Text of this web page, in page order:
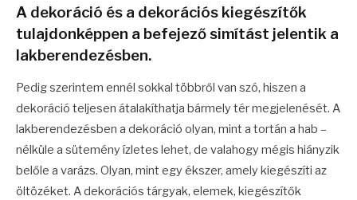
A dekoráció és a dekorációs kiegészítők
tulajdonképpen a befejező simítást jelentik a
lakberendezésben.
Pedig szerintem ennél sokkal többről van szó, hiszen a
dekoráció teljesen átalakíthatja bármely tér megjelenését. A
lakberendezésben a dekoráció olyan, mint a tortán a hab –
nélküle a sütemény ízletes lehet, de valahogy mégis hiányzik
belőle a varázs. Olyan, mint egy ékszer, amely kiegészíti az
öltözéket. A dekorációs tárgyak, elemek, kiegészítők